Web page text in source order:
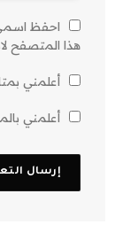
احفظ
هذا المتصفح
أعلمني
أعلمني